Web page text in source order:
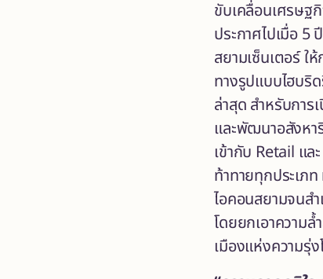
ขับเคลื่อนเศรษฐ
ประกาศไปเมื่อ 5
สยามเซ็นเตอร์ ใ
ทางรูปแบบไฮบริ
ล่าสุด สำหรับกา
และพัฒนาอสังหา
เข้ากับ Retail แ
ท้าทายทุกประเภ
ไอคอนสยามจนส
โดยยกเอาความ
เมืองแห่งความรุ่